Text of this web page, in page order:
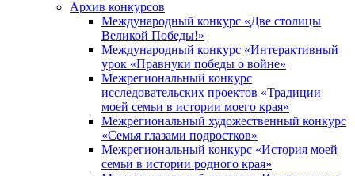
Архив конкурсов
Международный конкурс «Две столицы
Великой Победы!»
Международный конкурс «Интерактивный
урок «Правнуки победы о войне»
Межрегиональный конкурс
исследовательских проектов «Традиции
моей семьи в истории моего края»
Межрегиональный художественный конкурс
«Семья глазами подростков»
Межрегиональный конкурс «История моей
семьи в истории родного края»